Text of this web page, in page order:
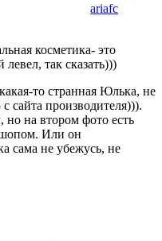
ariafc
косметика- это
так сказать)))
то странная Юлька, не
сайта производителя))).
на втором фото есть
Или он
сама не убежусь, не